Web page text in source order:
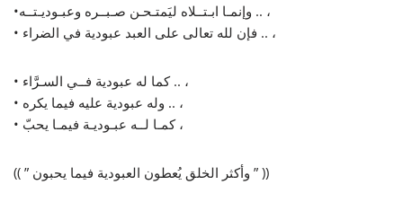
•وإنمـا ابـتــلاه ليَمتـحـن صـبــره وعبـوديـتــه .. ،
• فإن لله تعالى على العبد عبودية في الضراء .. ،
• كما له عبودية فــي السـرَّاء .. ،
• وله عبودية عليه فيما يكره .. ،
• كمـا لــه عبـوديـة فيمـا يحبّ ،
(( ” وأكثر الخلق يُعطون العبودية فيما يحبون ” ))